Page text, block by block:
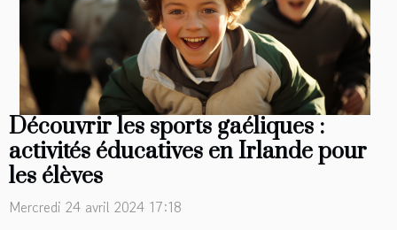
Découvrir les sports gaéliques :
activités éducatives en Irlande pour
les élèves
Mercredi 24 avril 2024 17:18